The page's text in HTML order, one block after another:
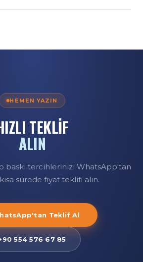
HEMEN YAZIN
TEKLİF
ALIN
baskı tercihlerinizi WhatsApp'tan
sürede fiyat teklifi alın.
Teklif Al
554 576 67 85